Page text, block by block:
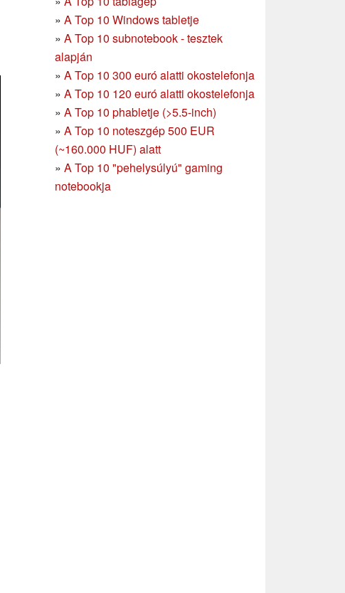
» A Top 10 Windows tabletje
» A Top 10 subnotebook - tesztek
alapján
» A Top 10 300 euró alatti okostelefonja
» A Top 10 120 euró alatti okostelefonja
» A Top 10 phabletje (>5.5-inch)
» A Top 10 noteszgép 500 EUR
(~160.000 HUF) alatt
» A Top 10 "pehelysúlyú" gaming
notebookja